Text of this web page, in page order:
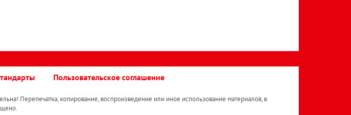
Пользовательское соглашение
Перепечатка, копирование, воспроизведение или иное использование материалов, в